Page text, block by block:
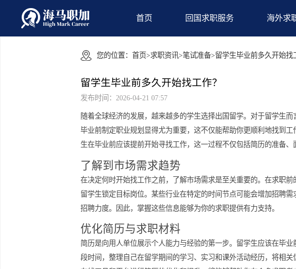
首页 回国求职服务
您的位置： 首页 >求职资讯>笔试准备>留学生毕业前多
留学生毕业前多久开始找工作？
随着全球经济的发展，越来越多的学生选择出国留学。对
毕业前制定职业规划显得尤为重要，这不仅能帮助你更顺
生在毕业前应该提前开始寻找工作，这一过程不仅包括简
了解到市场需求趋势
在决定何时开始找工作之前，了解市场需求是至关重要的
留学生锁定目标岗位。某些行业在特定的时间节点可能会
招聘力度。因此，掌握这些信息能够为你的求职提供有力支
优化简历与求职材料